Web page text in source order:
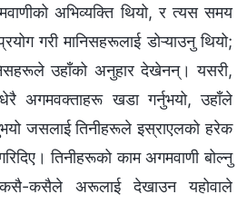
अभिव्यक्ति थियो, र त्यस समय
गरी मानिसहरूलाई डोऱ्याउनु थियो;
उहाँको अनुहार देखेनन्। यसरी,
अगमवक्ताहरू खडा गर्नुभयो, उहाँले
जसलाई तिनीहरूले इस्राएलको हरेक
तिनीहरूको काम अगमवाणी बोल्नु
कसै-कसैले अरूलाई देखाउन यहोवाले